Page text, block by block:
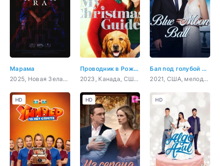
Марама
2025, Новая Зеландия, Великобритания, драма, фэнтези
Проводник в Рождество
2023, Канада, США, мелодрама
Бал под голубой луной
2021, США, мелодрама
HD HD HD